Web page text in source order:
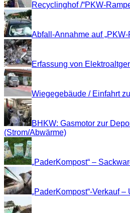
Recyclinghof /“PKW-
Abfall-Annahme auf „PKW-
Erfassung von
Wiegegebäude / Einfahrt
BHKW: Gasmotor zur
(Strom/Abwärme)
„PaderKompost“ –
„PaderKompost“-Verkauf